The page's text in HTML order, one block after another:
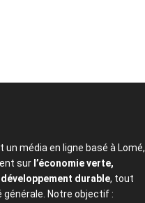
un média en ligne basé à Lomé,
sur l’économie verte,
développement durable, tout
générale. Notre objectif :